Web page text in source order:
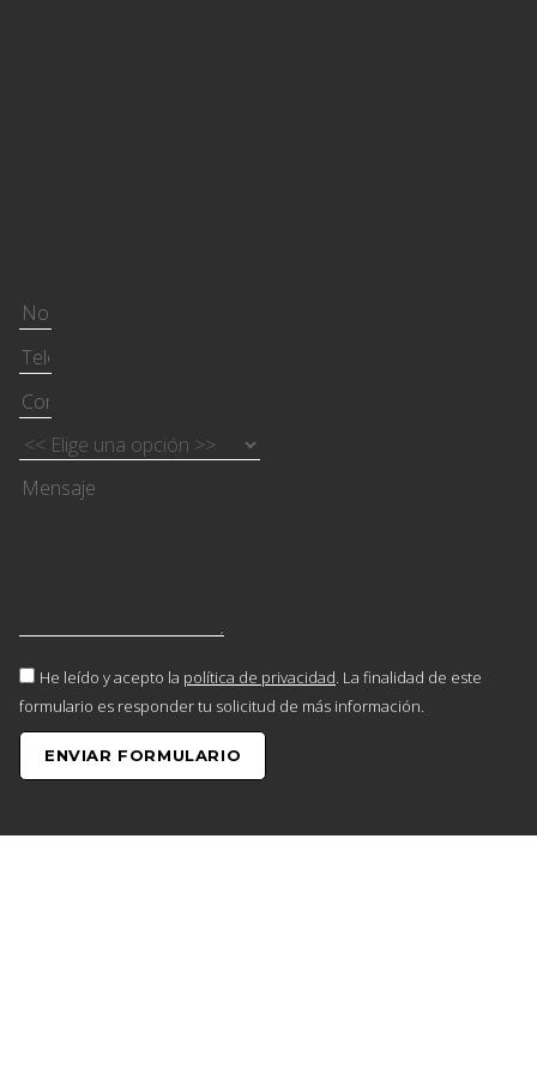
He leído y acepto la política de privacidad. La finalidad de este
formulario es responder tu solicitud de más información.
ENVIAR FORMULARIO